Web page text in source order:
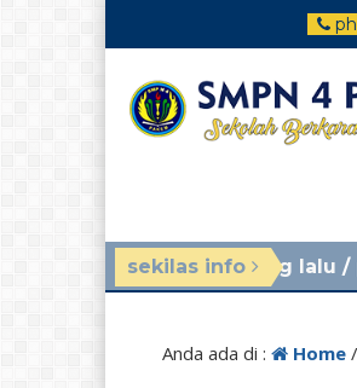
sekilas info
yang lalu/ panduan
Anda ada di : Home/